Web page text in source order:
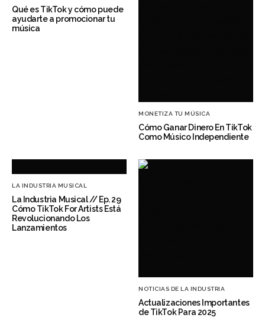
Qué es TikTok y cómo puede
ayudarte a promocionar tu
música
MONETIZA TU MÚSICA
Cómo Ganar Dinero En TikTok
Como Músico Independiente
LA INDUSTRIA MUSICAL
La Industria Musical // Ep. 29
Cómo TikTok For Artists Está
Revolucionando Los
Lanzamientos
NOTICIAS DE LA INDUSTRIA
Actualizaciones Importantes
de TikTok Para 2025